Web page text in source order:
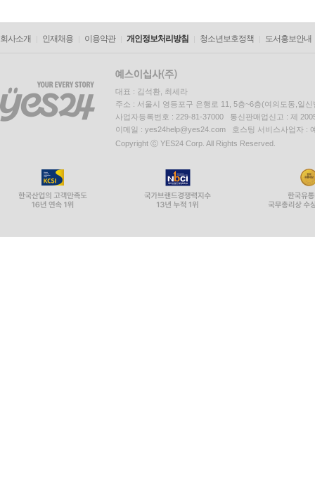
회사소개 인재채용 이용약관 개인정보처리방침 청소년보호정책 도서홍보안내
대표 : 김석환, 최세라
주소 : 서울시 영등포구 은행로 11, 5층~6층(여의도동,일신
사업자등록번호 : 229-81-37000 통신판매업신고 : 제
이메일 : yes24help@yes24.com 호스팅 서비스사업자 :
Copyright ⓒ YES24 Corp. All Rights Reserved.